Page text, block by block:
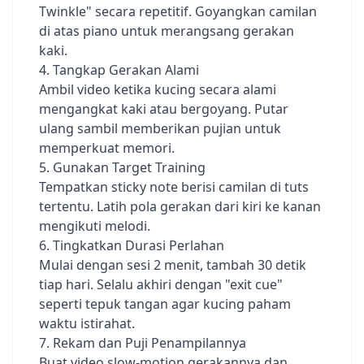
Twinkle" secara repetitif. Goyangkan camilan
di atas piano untuk merangsang gerakan
kaki.
4. Tangkap Gerakan Alami
Ambil video ketika kucing secara alami
mengangkat kaki atau bergoyang. Putar
ulang sambil memberikan pujian untuk
memperkuat memori.
5. Gunakan Target Training
Tempatkan sticky note berisi camilan di tuts
tertentu. Latih pola gerakan dari kiri ke kanan
mengikuti melodi.
6. Tingkatkan Durasi Perlahan
Mulai dengan sesi 2 menit, tambah 30 detik
tiap hari. Selalu akhiri dengan "exit cue"
seperti tepuk tangan agar kucing paham
waktu istirahat.
7. Rekam dan Puji Penampilannya